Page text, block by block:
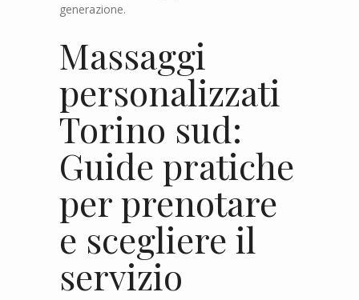
generazione.
Massaggi
personalizzati
Torino sud:
Guide pratiche
per prenotare
e scegliere il
servizio